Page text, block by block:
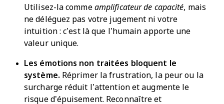
Utilisez-la comme amplificateur de capacité, mais
ne déléguez pas votre jugement ni votre
intuition : c’est là que l’humain apporte une
valeur unique.
Les émotions non traitées bloquent le
système. Réprimer la frustration, la peur ou la
surcharge réduit l’attention et augmente le
risque d’épuisement. Reconnaître et